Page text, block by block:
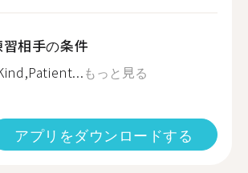
相手の条件
もっと見る
アプリをダウンロードする